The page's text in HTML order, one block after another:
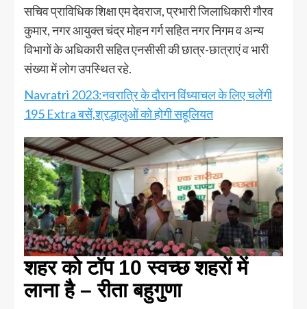
सचिव प्राविधिक शिक्षा एम देवराज, प्रभारी जिलाधिकारी गौरव
कुमार, नगर आयुक्त चंद्र मोहन गर्ग सहित नगर निगम व अन्य
विभागों के अधिकारी सहित एनसीसी की छात्र-छात्राएं व भारी
संख्या में लोग उपस्थित रहे.
Navratri 2023:नवरात्रि के दौरान विंध्याचल के लिए चलेंगी
195 Extra बसें,श्रद्धालुओं को होगी सहूलियत
शहर को टॉप 10 स्वच्छ शहरों में
लाना है – रीता बहुगुणा